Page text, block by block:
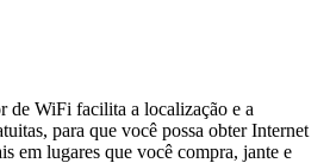
de WiFi facilita a localização e a
para que você possa obter Internet
em lugares que você compra, jante e